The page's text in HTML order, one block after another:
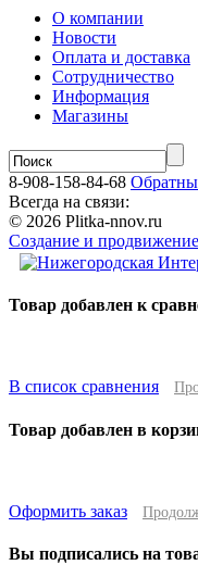
О компании
Новости
Оплата и доставка
Сотрудничество
Информация
Магазины
8-908-158-84-68
Всегда на связи:
© 2026 Plitka-nnov.ru
Создание и продвижение
Товар добавлен к
В список сравнения
Товар добавлен в
Оформить заказ
Вы подписались на